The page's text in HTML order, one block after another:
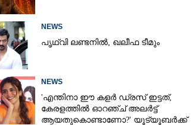
NEWS
പൃഥ്വി ലണ്ടനിൽ, ഖലീഫ ടീമും
NEWS
'എന്തിനാ ഈ കളർ ഡ്രസ് ഇട്ടത്,
കേരളത്തിൽ ഓറഞ്ച് അല‌ർട്ട്
ആയതുകൊണ്ടാണോ?' യൂട്യൂബർക്ക്